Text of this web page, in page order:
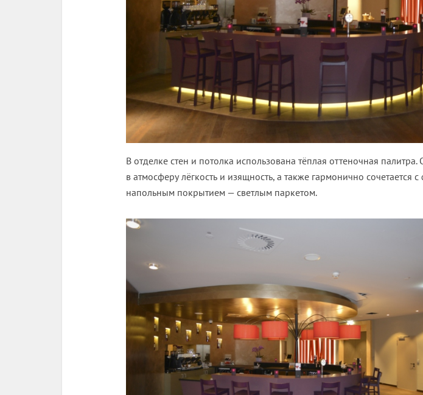
В отделке стен и потолка использована тёплая оттеночная
в атмосферу лёгкость и изящность, а также гармонично сочетается
напольным покрытием — светлым паркетом.